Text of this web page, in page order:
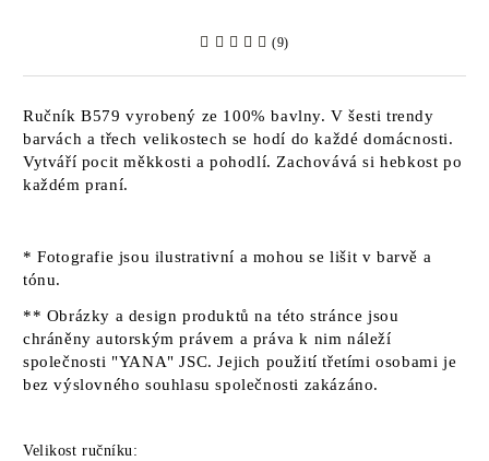
(9)
Ručník B579 vyrobený ze 100% bavlny. V šesti trendy
barvách a třech velikostech se hodí do každé domácnosti.
Vytváří pocit měkkosti a pohodlí. Zachovává si hebkost po
každém praní.
* Fotografie jsou ilustrativní a mohou se lišit v barvě a
tónu.
** Obrázky a design produktů na této stránce jsou
chráněny autorským právem a práva k nim náleží
společnosti "YANA" JSC. Jejich použití třetími osobami je
bez výslovného souhlasu společnosti zakázáno.
Velikost ručníku: